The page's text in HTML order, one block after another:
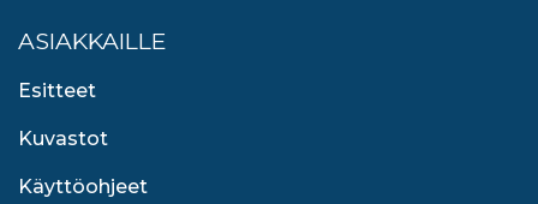
ASIAKKAILLE
Esitteet
Kuvastot
Käyttöohjeet